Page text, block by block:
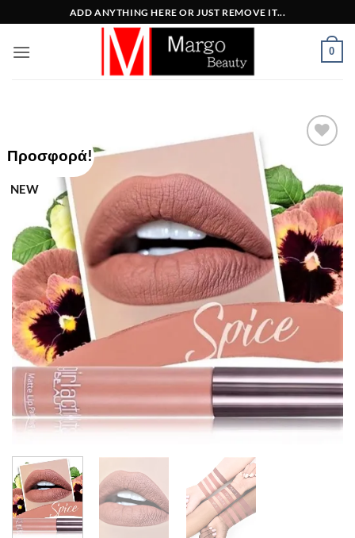
στο
περιεχόμενο
ADD ANYTHING HERE OR JUST REMOVE IT...
0
Προσφορά!
NEW
Wishlist